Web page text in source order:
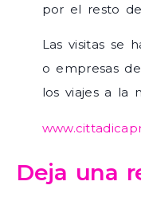
por el resto
Las visitas se
o empresas
los viajes a la
Deja una